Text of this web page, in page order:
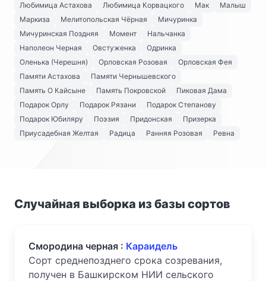
Любимица Астахова
Любимица Корвацкого Мак
Малыш
Маркиза
Мелитопольская Чёрная
Мичуринка
Мичуринская Поздняя
Момент
Нальчанка
Наполеон Черная
Овстуженка
Одринка
Оленька (Черешня)
Орловская Розовая
Орловская Фея
Памяти Астахова
Памяти Чернышевского
Память О Кайсыне
Память Покровской
Пиковая Дама
Подарок Орлу
Подарок Рязани
Подарок Степанову
Подарок Юбиляру
Поэзия Придонская
Призерка
Приусадебная Желтая
Радица Ранняя Розовая Ревна
Случайная выборка из базы сортов
Смородина черная : Караидель
Сорт среднепозднего срока созревания,
получен в Башкирском НИИ сельского